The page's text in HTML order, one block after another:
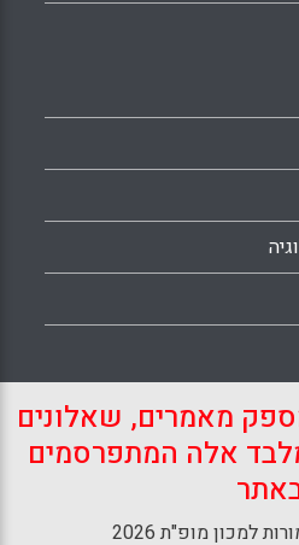
מאמרים, שאלונים
אלה המתפרסמים
למכון מופ"ת 2026